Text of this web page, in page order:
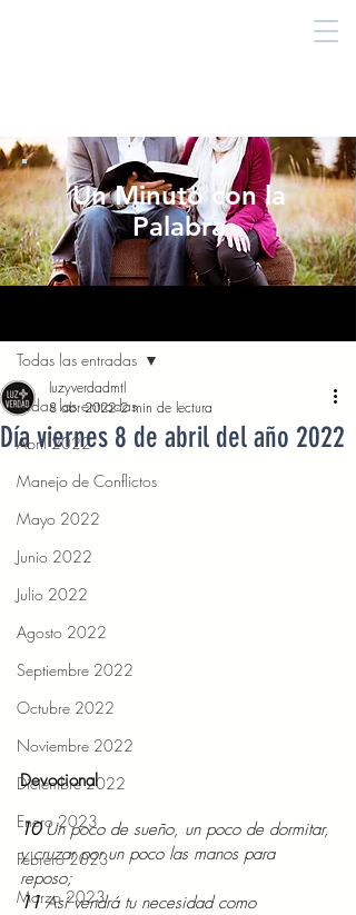
Un Minuto con la
Palabra
Todas las entradas
Abril 2022
Manejo de Conflictos
Mayo 2022
Junio 2022
Julio 2022
Agosto 2022
Septiembre 2022
Octubre 2022
Noviembre 2022
Diciembre 2022
Enero 2023
Febrero 2023
Marzo 2023
Todas las entradas
Día viernes 8 de abril del año 2022
luzyverdadmtl
8 abr 2022 2 min de lectura
Devocional
10 Un poco de sueño, un poco de dormitar,
y cruzar por un poco las manos para
reposo;
11 Así vendrá tu necesidad como